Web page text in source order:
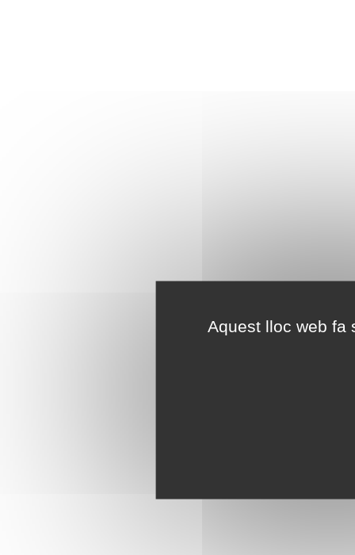
Aquest lloc web fa